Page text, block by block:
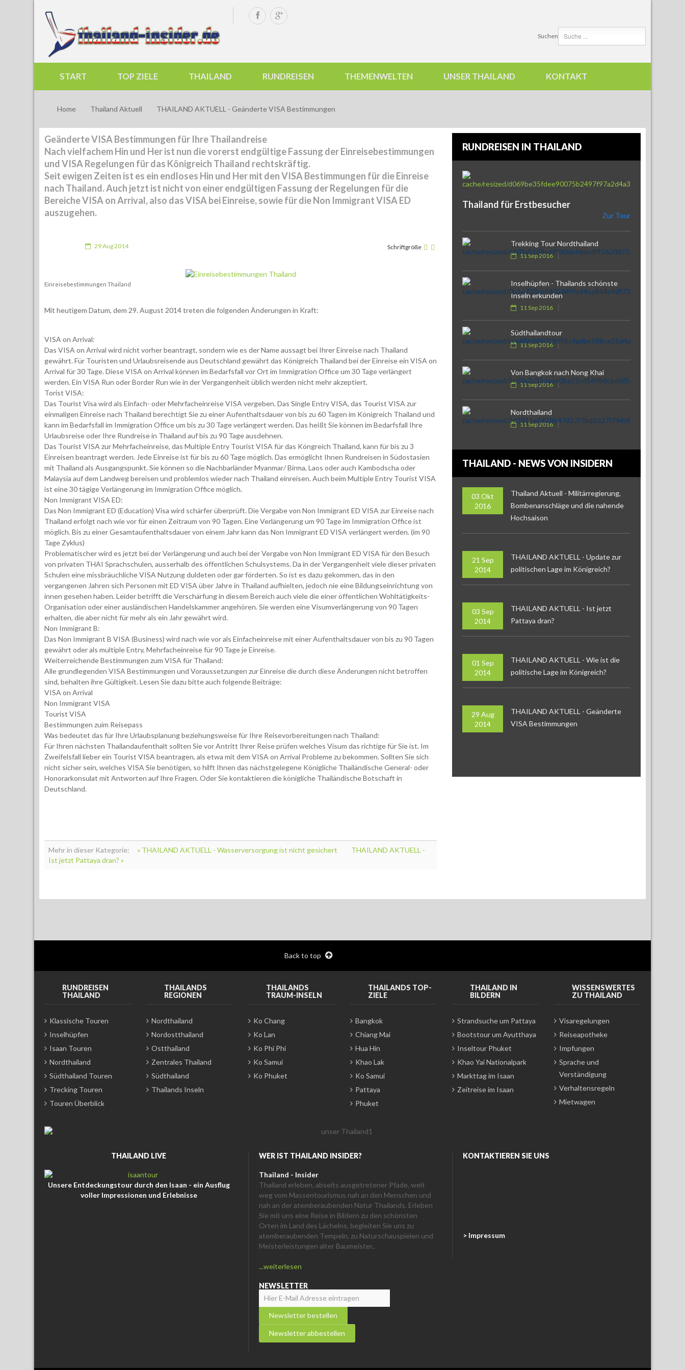
Suchen
START TOP ZIELE THAILAND RUNDREISEN THEMENWELTEN UNSER THAILAND KONTAKT
Home Thailand Aktuell THAILAND AKTUELL - Geänderte VISA Bestimmungen
Geänderte VISA Bestimmungen für Ihre Thailandreise
Nach vielfachem Hin und Her ist nun die vorerst endgültige Fassung der Einreisebestimmungen
und VISA Regelungen für das Königreich Thailand rechtskräftig.
Seit ewigen Zeiten ist es ein endloses Hin und Her mit den VISA Bestimmungen für die Einreise
nach Thailand. Auch jetzt ist nicht von einer endgültigen Fassung der Regelungen für die
Bereiche VISA on Arrival, also das VISA bei Einreise, sowie für die Non Immigrant VISA ED
auszugehen.
29 Aug 2014 Schriftgröße
Einreisebestimmungen Thailand
Mit heutigem Datum, dem 29. August 2014 treten die folgenden Änderungen in Kraft:
VISA on Arrival:
Das VISA on Arrival wird nicht vorher beantragt, sondern wie es der Name aussagt bei Ihrer Einreise nach Thailand
gewährt. Für Touristen und Urlaubsreisende aus Deutschland gewährt das Königreich Thailand bei der Einreise ein VISA on
Arrival für 30 Tage. Diese VISA on Arrival können im Bedarfsfall vor Ort im Immigration Office um 30 Tage verlängert
werden. Ein VISA Run oder Border Run wie in der Vergangenheit üblich werden nicht mehr akzeptiert.
Torist VISA:
Das Tourist Visa wird als Einfach- oder Mehrfacheinreise VISA vergeben. Das Single Entry VISA, das Tourist VISA zur
einmaligen Einreise nach Thailand berechtigt Sie zu einer Aufenthaltsdauer von bis zu 60 Tagen im Königreich Thailand und
kann im Bedarfsfall im Immigration Office um bis zu 30 Tage verlängert werden. Das heißt Sie können im Bedarfsfall Ihre
Urlaubsreise oder Ihre Rundreise in Thailand auf bis zu 90 Tage ausdehnen.
Das Tourist VISA zur Mehrfacheinreise, das Multiple Entry Tourist VISA für das Köngreich Thailand, kann für bis zu 3
Einreisen beantragt werden. Jede Einreise ist für bis zu 60 Tage möglich. Das ermöglicht Ihnen Rundreisen in Südostasien
mit Thailand als Ausgangspunkt. Sie können so die Nachbarländer Myanmar/ Birma, Laos oder auch Kambodscha oder
Malaysia auf dem Landweg bereisen und problemlos wieder nach Thailand einreisen. Auch beim Multiple Entry Tourist VISA
ist eine 30 tägige Verlängerung im Immigration Office möglich.
Non Immigrant VISA ED:
Das Non Immigrant ED (Education) Visa wird schärfer überprüft. Die Vergabe von Non Immigrant ED VISA zur Einreise nach
Thailand erfolgt nach wie vor für einen Zeitraum von 90 Tagen. Eine Verlängerung um 90 Tage im Immigration Office ist
möglich. Bis zu einer Gesamtaufenthaltsdauer von einem Jahr kann das Non Immigrant ED VISA verlängert werden. (im 90
Tage Zyklus)
Problematischer wird es jetzt bei der Verlängerung und auch bei der Vergabe von Non Immigrant ED VISA für den Besuch
von privaten THAI Sprachschulen, ausserhalb des öffentlichen Schulsystems. Da in der Vergangenheit viele dieser privaten
Schulen eine missbräuchliche VISA Nutzung duldeten oder gar förderten. So ist es dazu gekommen, das in den
vergangenen Jahren sich Personen mit ED VISA über Jahre in Thailand aufhielten, jedoch nie eine Bildungseinrichtung von
innen gesehen haben. Leider betrifft die Verschärfung in diesem Bereich auch viele die einer öffentlichen Wohltätigkeits-
Organisation oder einer ausländischen Handelskammer angehören. Sie werden eine Visumverlängerung von 90 Tagen
erhalten, die aber nicht für mehr als ein Jahr gewährt wird.
Non Immigrant B:
Das Non Immigrant B VISA (Business) wird nach wie vor als Einfacheinreise mit einer Aufenthaltsdauer von bis zu 90 Tagen
gewährt oder als multiple Entry, Mehrfacheinreise für 90 Tage je Einreise.
Weiterreichende Bestimmungen zum VISA für Thailand:
Alle grundlegenden VISA Bestimmungen und Voraussetzungen zur Einreise die durch diese Änderungen nicht betroffen
sind, behalten ihre Gültigkeit. Lesen Sie dazu bitte auch folgende Beiträge:
VISA on Arrival
Non Immigrant VISA
Tourist VISA
Bestimmungen zuim Reisepass
Was bedeutet das für Ihre Urlaubsplanung beziehungsweise für Ihre Reisevorbereitungen nach Thailand:
Für Ihren nächsten Thailandaufenthalt sollten Sie vor Antritt Ihrer Reise prüfen welches Visum das richtige für Sie ist. Im
Zweifelsfall lieber ein Tourist VISA beantragen, als etwa mit dem VISA on Arrival Probleme zu bekommen. Sollten Sie sich
nicht sicher sein, welches VISA Sie benötigen, so hilft Ihnen das nächstgelegene Königliche Thailändische General- oder
Honorarkonsulat mit Antworten auf Ihre Fragen. Oder Sie kontaktieren die königliche Thailändische Botschaft in
Deutschland.
Mehr in dieser Kategorie: « THAILAND AKTUELL - Wasserversorgung ist nicht gesichert
THAILAND AKTUELL -
Ist jetzt Pattaya dran? »
RUNDREISEN IN THAILAND
Thailand für Erstbesucher
Zur Tour
Trekking Tour Nordthailand
11 Sep 2016
Inselhüpfen - Thailands schönste
Inseln erkunden
11 Sep 2016
Südthailandtour
11 Sep 2016
Von Bangkok nach Nong Khai
11 Sep 2016
Nordthailand
11 Sep 2016
THAILAND - NEWS VON INSIDERN
03 Okt
2016
Thailand Aktuell - Militärregierung,
Bombenanschläge und die nahende
Hochsaison
21 Sep
2014
THAILAND AKTUELL - Update zur
politischen Lage im Königreich?
03 Sep
2014
THAILAND AKTUELL - Ist jetzt
Pattaya dran?
01 Sep
2014
THAILAND AKTUELL - Wie ist die
politische Lage im Königreich?
29 Aug
2014
THAILAND AKTUELL - Geänderte
VISA Bestimmungen
Back to top
RUNDREISEN
THAILAND
Klassische Touren
Inselhüpfen
Isaan Touren
Nordthailand
Südthailand Touren
Trecking Touren
Touren Überblick
THAILANDS
REGIONEN
Nordthailand
Nordostthailand
Ostthailand
Zentrales Thailand
Südthailand
Thailands Inseln
THAILANDS
TRAUM-INSELN
Ko Chang
Ko Lan
Ko Phi Phi
Ko Samui
Ko Phuket
THAILANDS TOP-
ZIELE
Bangkok
Chiang Mai
Hua Hin
Khao Lak
Ko Samui
Pattaya
Phuket
THAILAND IN
BILDERN
Strandsuche um Pattaya
Bootstour um Ayutthaya
Inseltour Phuket
Khao Yai Nationalpark
Markttag im Isaan
Zeitreise im Isaan
WISSENSWERTES
ZU THAILAND
Visaregelungen
Reiseapotheke
Impfungen
Sprache und
Verständigung
Verhaltensregeln
Mietwagen
THAILAND LIVE
Unsere Entdeckungstour durch den Isaan - ein Ausflug
voller Impressionen und Erlebnisse
WER IST THAILAND INSIDER?
Thailand - Insider
Thailand erleben, abseits ausgetretener Pfade, weit
weg vom Massentourismus nah an den Menschen und
nah an der atemberaubenden Natur Thailands. Erleben
Sie mit uns eine Reise in Bildern zu den schönsten
Orten im Land des Lächelns, begleiten Sie uns zu
atemberaubenden Tempeln, zu Naturschauspielen und
Meisterleistungen alter Baumeister..
...weiterlesen
NEWSLETTER
KONTAKTIEREN SIE UNS
> Impressum